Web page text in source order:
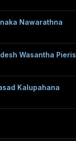
Nawarathna
Wasantha Pieris
Kalupahana